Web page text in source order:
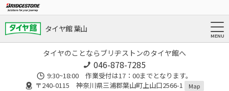
タイヤ館 葉山
タイヤのことならブリヂストンのタイヤ館へ
046-878-7285
9:30~18:00 作業受付は17：00までとなります。
〒240-0115 神奈川県三浦郡葉山町上山口2566-1
Map